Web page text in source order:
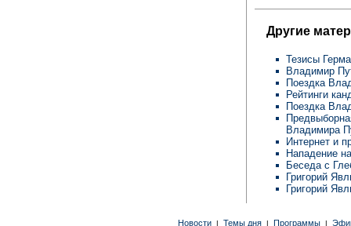
Другие
Тезисы
Владимир
Поездка
Рейтинги
Поездка
Владимира
Интернет и
Нападение
Беседа с
Григорий
Григорий
Новости | Темы дня | Программы |